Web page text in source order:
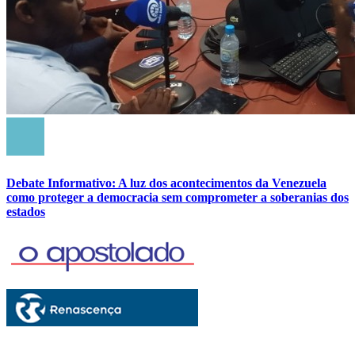
Debate Informativo: A luz dos acontecimentos da Venezuela
como proteger a democracia sem comprometer a soberanias dos
estados